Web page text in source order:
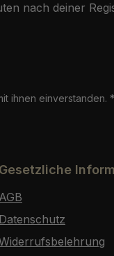
nach deiner
ihnen einverstanden. *
Gesetzliche
AGB
Datenschutz